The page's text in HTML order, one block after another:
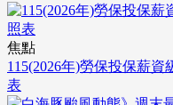
焦點
115(2026年)勞保投保薪
表